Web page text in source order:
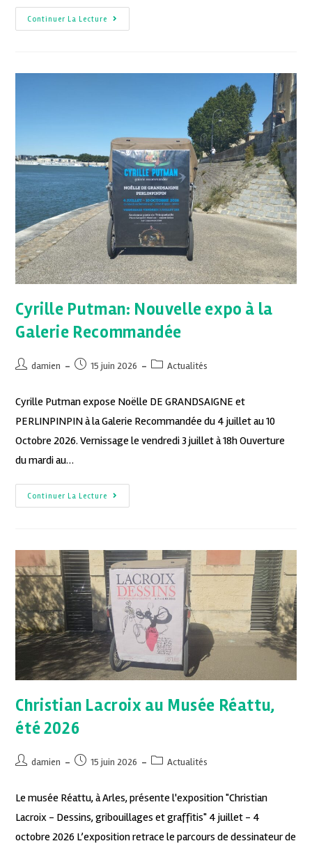
Continuer La Lecture
Cyrille Putman: Nouvelle expo à la
Galerie Recommandée
damien 15 juin 2026 Actualités
Cyrille Putman expose Noëlle DE GRANDSAIGNE et
PERLINPINPIN à la Galerie Recommandée du 4 juillet au 10
Octobre 2026. Vernissage le vendredi 3 juillet à 18h Ouverture
du mardi au…
Continuer La Lecture
Christian Lacroix au Musée Réattu,
été 2026
damien 15 juin 2026 Actualités
Le musée Réattu, à Arles, présente l'exposition "Christian
Lacroix - Dessins, gribouillages et graffitis" 4 juillet - 4
octobre 2026 L’exposition retrace le parcours de dessinateur de